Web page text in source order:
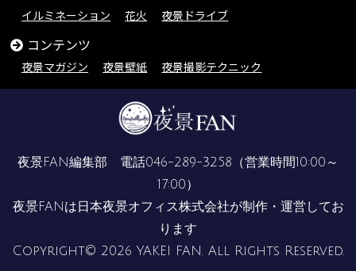
イルミネーション 花火 夜景ドライブ
コンテンツ
夜景マガジン 夜景壁紙 夜景撮影テクニック
夜景FAN編集部 電話046-289-3258 （営業時間10:00～
17:00）
夜景FANは 日本夜景オフィス株式会社が制作・運営してお
ります
Copyright© 2026 YAKEI FAN. All Rights Reserved.